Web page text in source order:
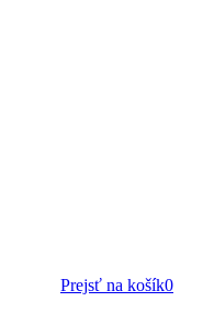
Prejsť na košík0